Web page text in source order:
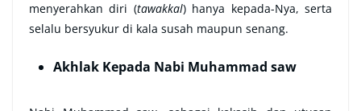
menyerahkan diri (tawakkal) hanya kepada-Nya, serta
selalu bersyukur di kala susah maupun senang.
Akhlak Kepada Nabi Muhammad saw